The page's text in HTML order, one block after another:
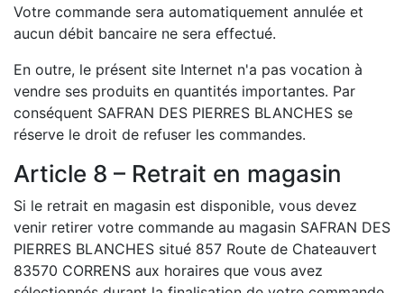
Votre commande sera automatiquement annulée et
aucun débit bancaire ne sera effectué.
En outre, le présent site Internet n'a pas vocation à
vendre ses produits en quantités importantes. Par
conséquent SAFRAN DES PIERRES BLANCHES se
réserve le droit de refuser les commandes.
Article 8 – Retrait en magasin
Si le retrait en magasin est disponible, vous devez
venir retirer votre commande au magasin SAFRAN DES
PIERRES BLANCHES situé 857 Route de Chateauvert
83570 CORRENS aux horaires que vous avez